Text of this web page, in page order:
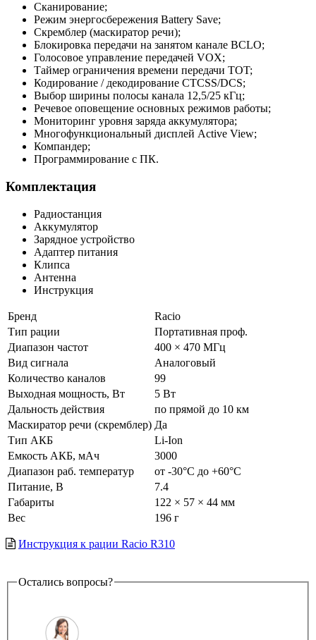
Сканирование;
Режим энергосбережения Battery Save;
Скремблер (маскиратор речи);
Блокировка передачи на занятом канале BCLO;
Голосовое управление передачей VOX;
Таймер ограничения времени передачи TOT;
Кодирование / декодирование CTCSS/DCS;
Выбор ширины полосы канала 12,5/25 кГц;
Речевое оповещение основных режимов работы;
Мониторинг уровня заряда аккумулятора;
Многофункциональный дисплей Active View;
Компандер;
Программирование с ПК.
Комплектация
Радиостанция
Аккумулятор
Зарядное устройство
Адаптер питания
Клипса
Антенна
Инструкция
Бренд
Racio
Тип рации
Портативная проф.
Диапазон частот
400 × 470 МГц
Вид сигнала
Аналоговый
Количество каналов
99
Выходная мощность, Вт
5 Вт
Дальность действия
по прямой до 10 км
Маскиратор речи (скремблер) Да
Тип АКБ
Li-Ion
Емкость АКБ, мАч
3000
Диапазон раб. температур
от -30°С до +60°С
Питание, В
7.4
Габариты
122 × 57 × 44 мм
Вес
196 г
Инструкция к рации Racio R310
Остались вопросы?